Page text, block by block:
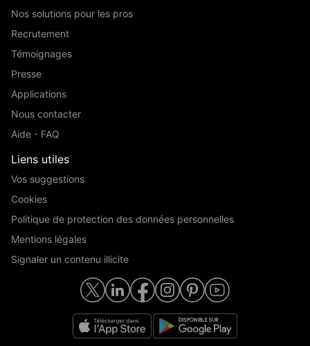
Nos solutions pour les pros
Recrutement
Témoignages
Presse
Applications
Nous contacter
Aide - FAQ
Liens utiles
Vos suggestions
Cookies
Politique de protection des données personnelles
Mentions légales
Signaler un contenu illicite